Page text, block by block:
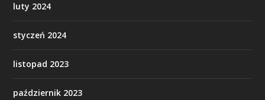
luty 2024
styczeń 2024
listopad 2023
październik 2023